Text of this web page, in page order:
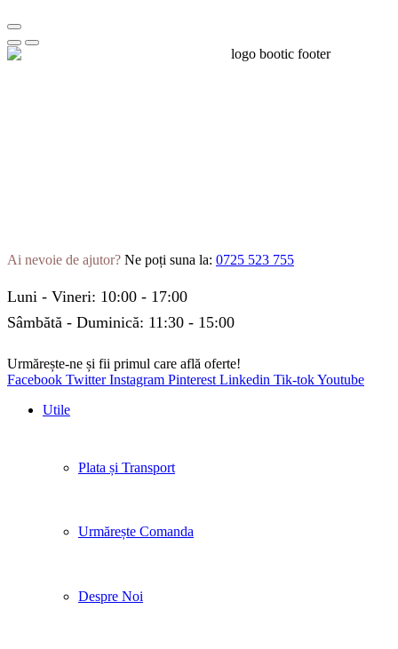
Ai nevoie de ajutor? Ne poți suna la: 0725 523 755
Luni - Vineri: 10:00 - 17:00
Sâmbătă - Duminică: 11:30 - 15:00
Urmărește-ne și fii primul care află oferte!
Facebook Twitter Instagram Pinterest Linkedin Tik-tokYoutube
Utile
Plata și Transport
Urmărește Comanda
Despre Noi